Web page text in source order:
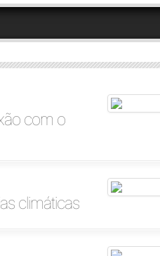
com o
climáticas